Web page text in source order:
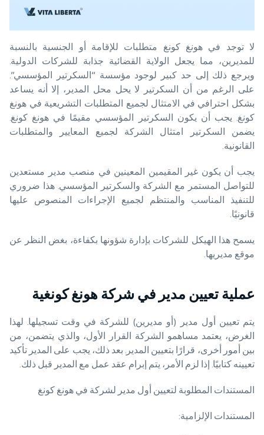
لا توجد في هونغ كونغ متطلبات للإقامة أو الجنسية بالنسبة
للمديرين، مما يجعل الولاية القضائية جذابة للشركات الدولية.
ويرجع ذلك إلى حد كبير لوجود مؤسسة “السكرتير المؤسسي”.
على الرغم من أن السكرتير لا يحل محل المدير، إلا أنه يساعد
بشكل احترافي في الامتثال لجميع المتطلبات التشريعية في هونغ
كونغ. يجب أن يكون السكرتير المؤسسي مقيمًا في هونغ كونغ.
يضمن السكرتير امتثال الشركة لجميع المعايير والمتطلبات
القانونية.
يجب أن يكون غير المقيمين المعينين في منصب مدير مستعدين
للتواصل المستمر مع الشركة والسكرتير المؤسسي. هذا ضروري
للتنفيذ المناسب والمنتظم لجميع الإجراءات المنصوص عليها
قانونيًا.
يسمح هذا الهيكل للشركات بإدارة شؤونها بكفاءة، بغض النظر عن
موقع مديريها.
عملية تعيين مدير في شركة هونغ كونغية
يتم تعيين أول مدير (أو مديرين) للشركة في وقت تسجيلها. لهذا
الغرض، يعتمد مساهمو الشركة القرار الأول، والذي يتضمن، من
بين أمور أخرى، قرارًا بتعيين المدير. بعد ذلك، يجب على المدير تأكيد
تعيينه كتابيًا. إذا لزم الأمر، يتم إبرام عقد عمل مع المدير قبل ذلك.
المستندات المطلوبة لتعيين أول مدير لشركة في هونغ كونغ
المستندات الإلزامية: